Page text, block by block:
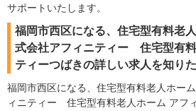
サポートいたします。
福岡市西区になる、住宅型有料老
式会社アフィニティー 住宅型有
ティーつばきの詳しい求人を知り
福岡市西区になる、住宅型有料老人ホー
ィニティー 住宅型有料老人ホーム アフ